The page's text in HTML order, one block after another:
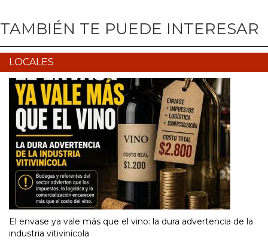
TAMBIÉN TE PUEDE INTERESAR
LOCALES
El envase ya vale más que el vino: la dura advertencia de la
industria vitivinícola